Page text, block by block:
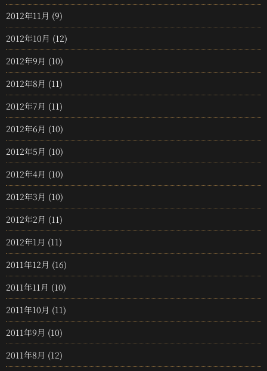
2012年11月 (9)
2012年10月 (12)
2012年9月 (10)
2012年8月 (11)
2012年7月 (11)
2012年6月 (10)
2012年5月 (10)
2012年4月 (10)
2012年3月 (10)
2012年2月 (11)
2012年1月 (11)
2011年12月 (16)
2011年11月 (10)
2011年10月 (11)
2011年9月 (10)
2011年8月 (12)